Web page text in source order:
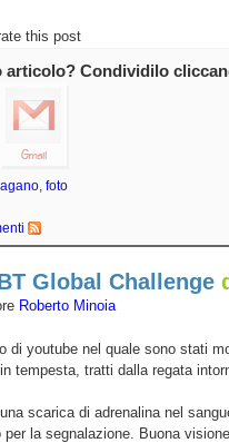
this post
articolo? Condividilo
, foto
Global Challenge
Roberto Minoia
di youtube nel quale sono stati
tempesta, tratti dalla regata
scarica di adrenalina nel
la segnalazione. Buona visione.